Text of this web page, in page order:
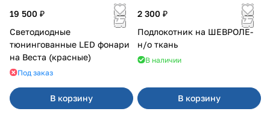
19 500 ₽
Светодиодные
тюнингованные LED фонари
на Веста (красные)
Под заказ
В корзину
2 300 ₽
Подлокотник на ШЕВРОЛЕ-
н/о ткань
В наличии
В корзину